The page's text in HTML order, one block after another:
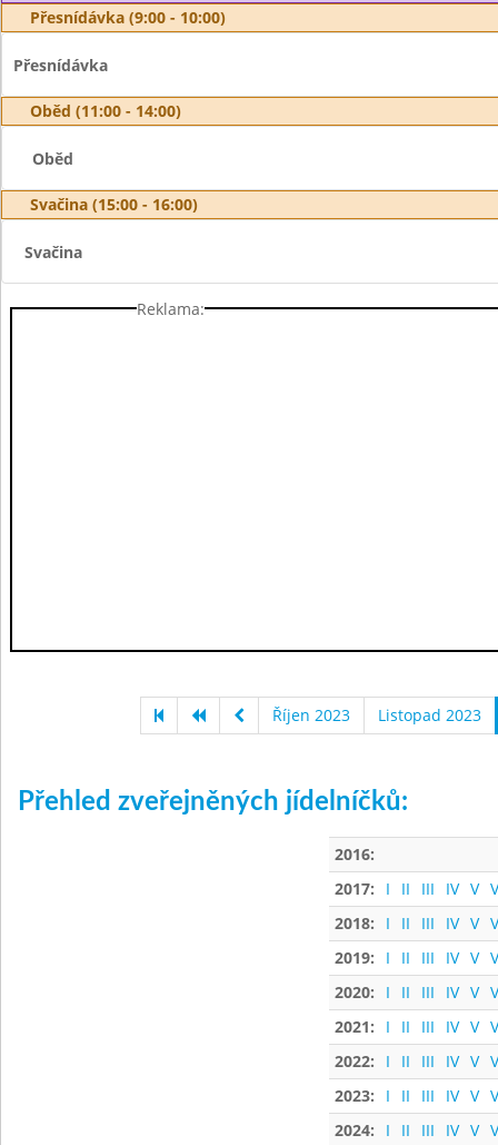
Přesnídávka (9:00 - 10:00)
Přesnídávka
Oběd (11:00 - 14:00)
Oběd
Svačina (15:00 - 16:00)
Svačina
Reklama:
Říjen 2023 Listopad 2023
Přehled zveřejněných jídelníčků:
2016:
2017:
I II III IV V
2018:
I II III IV V
2019:
I II III IV V
2020:
I II III IV V
2021:
I II III IV V
2022:
I II III IV V
2023:
I II III IV V
2024:
I II III IV V